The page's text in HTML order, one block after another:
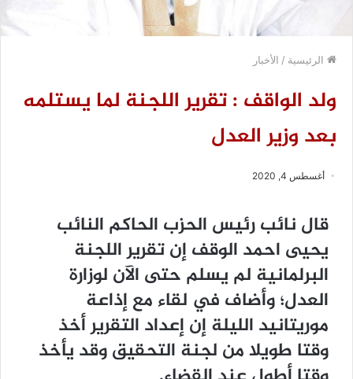
الرئيسية / الأخبار
ولد الواقف : تقرير اللجنة لما يستلمه
بعد وزير العدل
أغسطس 4, 2020
قال نائب رئيس الحزب الحاكم النائب
يحيى احمد الوقف إن تقرير اللجنة
البرلمانية لم يسلم حتى الآن لوزارة
العدل؛ وأضاف في لقاء مع إذاعة
موريتانيد الليلة إن إعداد التقرير أخذ
وقتا طويلا من لجنة التحقيق وقد يأخذ